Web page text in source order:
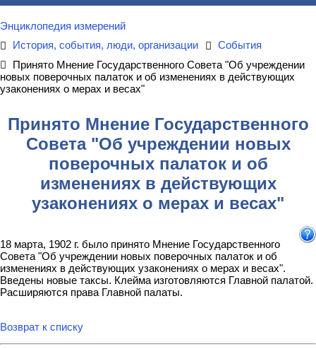
Энциклопедия измерений
История, события, люди, организации
События
Принято Мнение Государственного Совета "Об учреждении
новых поверочных палаток и об изменениях в действующих
узаконениях о мерах и весах"
Принято Мнение Государственного
Совета "Об учреждении новых
поверочных палаток и об
изменениях в действующих
узаконениях о мерах и весах"
18 марта, 1902 г. было принято Мнение Государственного
Совета "Об учреждении новых поверочных палаток и об
изменениях в действующих узаконениях о мерах и весах".
Введены новые таксы. Клейма изготовляются Главной палатой.
Расширяются права Главной палаты.
Возврат к списку